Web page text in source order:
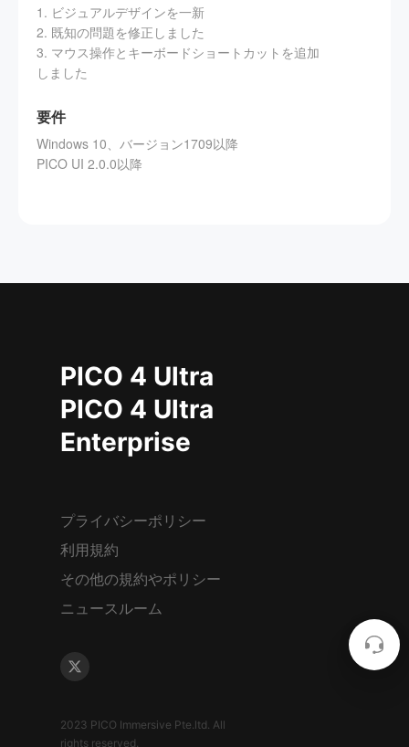
1. ビジュアルデザインを一新
2. 既知の問題を修正しました
3. マウス操作とキーボードショートカットを追加
しました
要件
Windows 10、バージョン1709以降
PICO UI 2.0.0以降
PICO 4 Ultra
PICO 4 Ultra
Enterprise
プライバシーポリシー
利用規約
その他の規約やポリシー
ニュースルーム
2023 PICO Immersive Pte.ltd. All
rights reserved.